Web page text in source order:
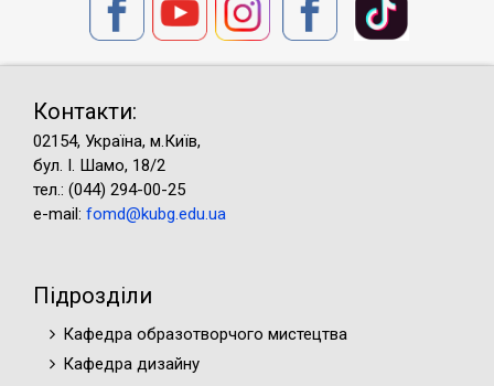
Контакти:
02154, Україна, м.Київ,
бул. І. Шамо, 18/2
тел.: (044) 294-00-25
e-mail: fomd@kubg.edu.ua
Підрозділи
Кафедра образотворчого мистецтва
Кафедра дизайну